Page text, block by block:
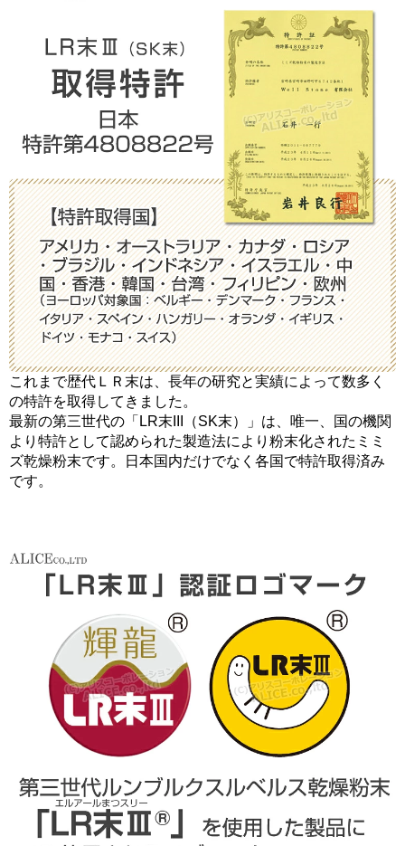
これまで歴代ＬＲ末は、長年の研究と実績によって数多く
の特許を取得してきました。
最新の第三世代の「LR末III（SK末）」は、唯一、国の機関
より特許として認められた製造法により粉末化されたミミ
ズ乾燥粉末です。日本国内だけでなく各国で特許取得済み
です。